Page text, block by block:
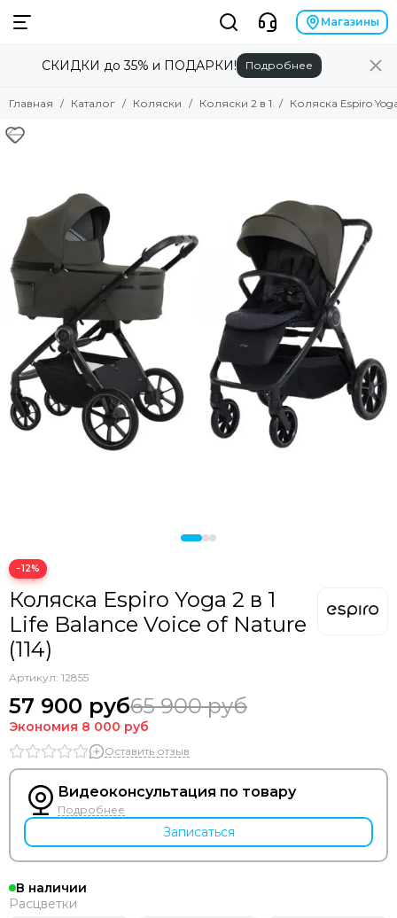
Смотреть все товары
Коляски прогулочные
Люльки для колясок
Магазины
СКИДКИ до 35% и ПОДАРКИ! Подробнее
Главная Каталог Коляски Коляски 2 в 1 Коляска Espiro
−12%
Коляска Espiro Yoga 2 в 1
Life Balance Voice of Nature
(114)
Артикул: 12855
57 900 руб65 900 руб
Экономия 8 000 руб
Оставить отзыв
Видеоконсультация по товару
Подробнее
Записаться
В наличии
Расцветки